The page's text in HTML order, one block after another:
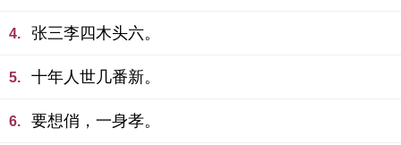
4. 张三李四木头六。
5. 十年人世几番新。
6. 要想俏，一身孝。